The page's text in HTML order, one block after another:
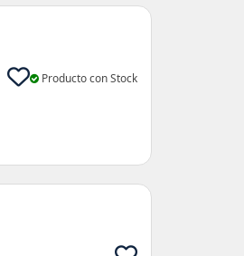
Producto con Stock